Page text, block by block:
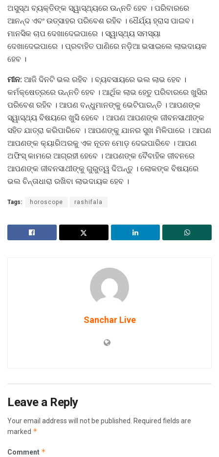
ଅସୁସ୍ଥ ବ୍ୟକ୍ତିଙ୍କ ସ୍ୱାସ୍ଥ୍ୟରେ ଉନ୍ନତି ହେବ । ପରିବାରରେ
ଆନନ୍ଦ ଏବଂ ଉତ୍ସାହର ପରିବେଶ ରହିବ । ଧୈର୍ଯ୍ୟ ହ୍ରାସ ପାଇବ।
ମାନସିକ ଚାପ ଦେଖାଦେଇପାରେ । ସ୍ୱାସ୍ଥ୍ୟ ସମସ୍ୟା
ଦେଖାଦେଇପାରେ । ପ୍ରବାହିତ ପାଣିରେ ନଡ଼ିଆ ଭସାଇଲେ ଲାଭଦାୟକ
ହେବ ।
ମୀନ: ଆଜି ଦିନଟି ଭଲ ରହିବ । ବ୍ୟବସାୟରେ ଭଲ ଲାଭ ହେବ ।
କର୍ମକ୍ଷେତ୍ରରେ ଉନ୍ନତି ହେବ । ଆର୍ଥିକ ଲାଭ ହେତୁ ପରିବାରରେ ଖୁସିର
ପରିବେଶ ରହିବ । ଆପଣ ବନ୍ଧୁମାନଙ୍କୁ ଭେଟିପାରନ୍ତି । ଆପଣଙ୍କ
ସ୍ୱାସ୍ଥ୍ୟ ବିଷୟରେ ଖୁସି ହେବେ । ଆପଣ ଆପଣଙ୍କ ଜୀବନସାଥୀଙ୍କ
ସହିତ ଯାତ୍ରା କରିପାରିବେ । ଆପଣଙ୍କୁ ଯାନର ସୁଖ ମିଳିପାରେ । ଆପଣ
ଆପଣଙ୍କ କ୍ୟାରିଅରକୁ ଏକ ନୂତନ ମୋଡ଼ ଦେଇପାରିବେ । ଆପଣ
ଅଫିସ୍ କାମରେ ଆଗ୍ରହୀ ହେବେ । ଆପଣଙ୍କ ବୈବାହିକ ଜୀବନରେ
ଆପଣଙ୍କ ଜୀବନସାଥୀଙ୍କୁ ଗୁରୁତ୍ୱ ଦିଅନ୍ତୁ । ଲୋକଙ୍କ ବିଷୟରେ
ଭଲ ଚିନ୍ତାଧାରା ରଖିବା ଲାଭଦାୟକ ହେବ ।
Tags: horoscope rashifala
Sanchar Live
Leave a Reply
Your email address will not be published.
Required fields are
marked *
Comment *